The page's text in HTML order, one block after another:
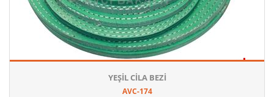
YEŞIL CILA BEZI
AVC-174